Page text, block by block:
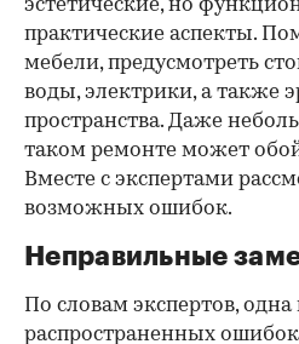
эстетические, но
практические аспекты.
мебели, предусмотреть
воды, электрики, а также
пространства. Даже
таком ремонте может
Вместе с экспертами
возможных ошибок.
Неправильные
По словам экспертов,
распространенных